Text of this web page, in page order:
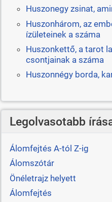
Huszonegy zsinat,
Huszonhárom, az
ízületeinek a száma
Huszonkettő, a tarot
csontjainak a száma
Huszonnégy borda,
Legolvasotabb
Álomfejtés A-tól Z-ig
Álomszótár
Önéletrajz helyett
Álomfejtés